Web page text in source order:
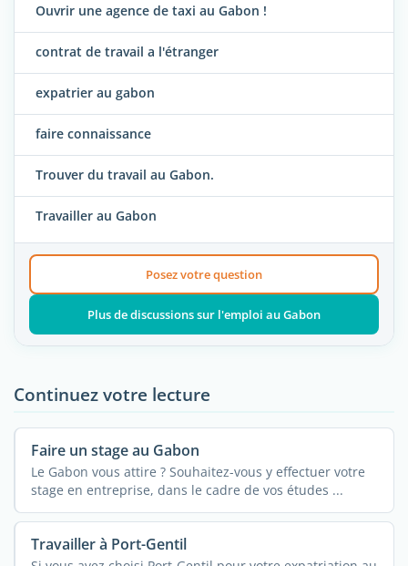
Ouvrir une agence de taxi au Gabon !
contrat de travail a l'étranger
expatrier au gabon
faire connaissance
Trouver du travail au Gabon.
Travailler au Gabon
Posez votre question
Plus de discussions sur l'emploi au Gabon
Continuez votre lecture
Faire un stage au Gabon
Le Gabon vous attire ? Souhaitez-vous y effectuer votre
stage en entreprise, dans le cadre de vos études ...
Travailler à Port-Gentil